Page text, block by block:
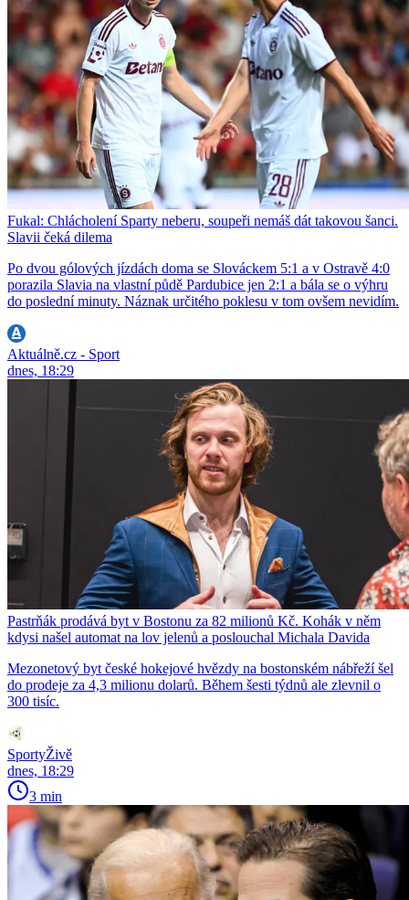
Fukal: Chlácholení Sparty neberu, soupeři nemáš dát takovou šanci.
Slavii čeká dilema
Po dvou gólových jízdách doma se Slováckem 5:1 a v Ostravě 4:0
porazila Slavia na vlastní půdě Pardubice jen 2:1 a bála se o výhru
do poslední minuty. Náznak určitého poklesu v tom ovšem nevidím.
Aktuálně.cz - Sport
dnes, 18:29
Pastrňák prodává byt v Bostonu za 82 milionů Kč. Kohák v něm
kdysi našel automat na lov jelenů a poslouchal Michala Davida
Mezonetový byt české hokejové hvězdy na bostonském nábřeží šel
do prodeje za 4,3 milionu dolarů. Během šesti týdnů ale zlevnil o
300 tisíc.
SportyŽivě
dnes, 18:29
3 min